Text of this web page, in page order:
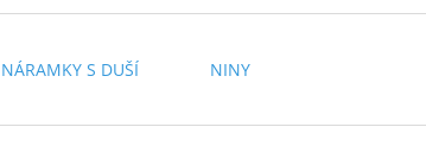
NÁRAMKY S DUŠÍ NINY